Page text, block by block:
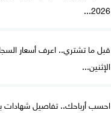
2026...
قبل ما تشتري.. اعرف أسعار
الإثنين...